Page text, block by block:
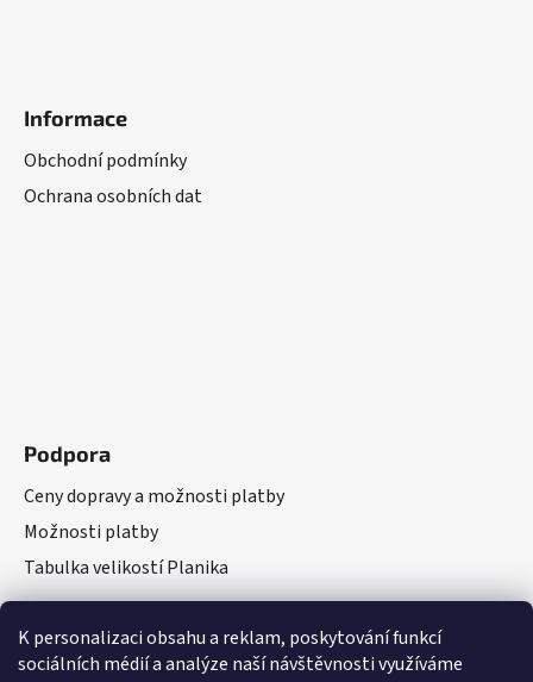
K personalizaci obsahu a reklam, poskytování funkcí
sociálních médií a analýze naší návštěvnosti využíváme
Informace
Obchodní podmínky
Ochrana osobních dat
Podpora
Ceny dopravy a možnosti platby
Možnosti platby
Tabulka velikostí Planika